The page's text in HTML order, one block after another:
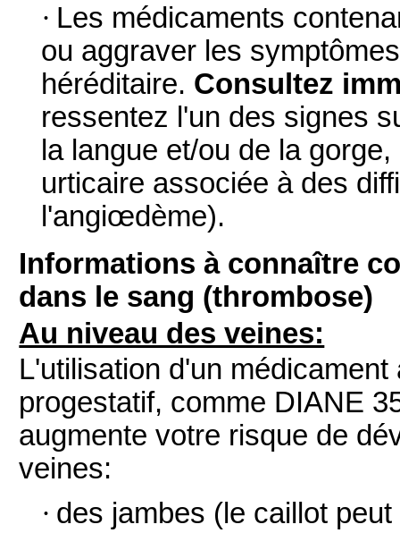
· Les médicaments
ou aggraver les
héréditaire. Consultez
ressentez l'un des signes
la langue et/ou de la
urticaire associée à des
l'angiœdème).
Informations à connaître
dans le sang (thrombose)
Au niveau des veines:
L'utilisation d'un
progestatif, comme DIANE
augmente votre risque de
veines:
· des jambes (le caillot